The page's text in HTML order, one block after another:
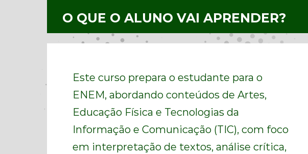
O QUE O ALUNO VAI APRENDER?
Este curso prepara o estudante para o
ENEM, abordando conteúdos de Artes,
Educação Física e Tecnologias da
Informação e Comunicação (TIC), com foco
em interpretação de textos, análise crítica,